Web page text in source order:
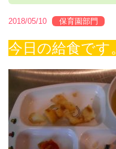
2018/05/10 保育園部門
今日の給食です